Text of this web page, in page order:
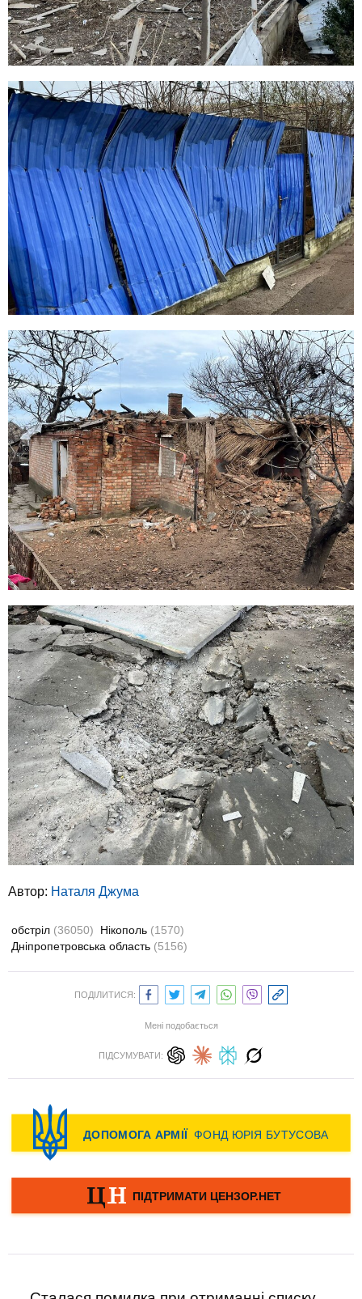
Автор: Наталя Джума
обстріл (36050) Нікополь (1570)
Дніпропетровська область (5156)
ПОДІЛИТИСЯ:
Мені подобається
ПІДСУМУВАТИ: